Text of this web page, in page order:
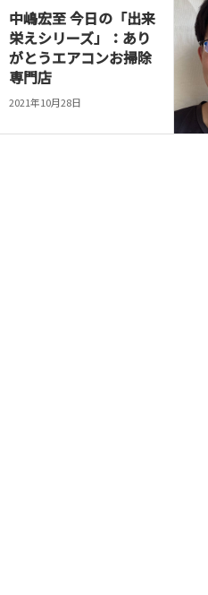
中嶋宏至 今日の「出来
栄えシリーズ」：あり
がとうエアコンお掃除
専門店
2021年10月28日